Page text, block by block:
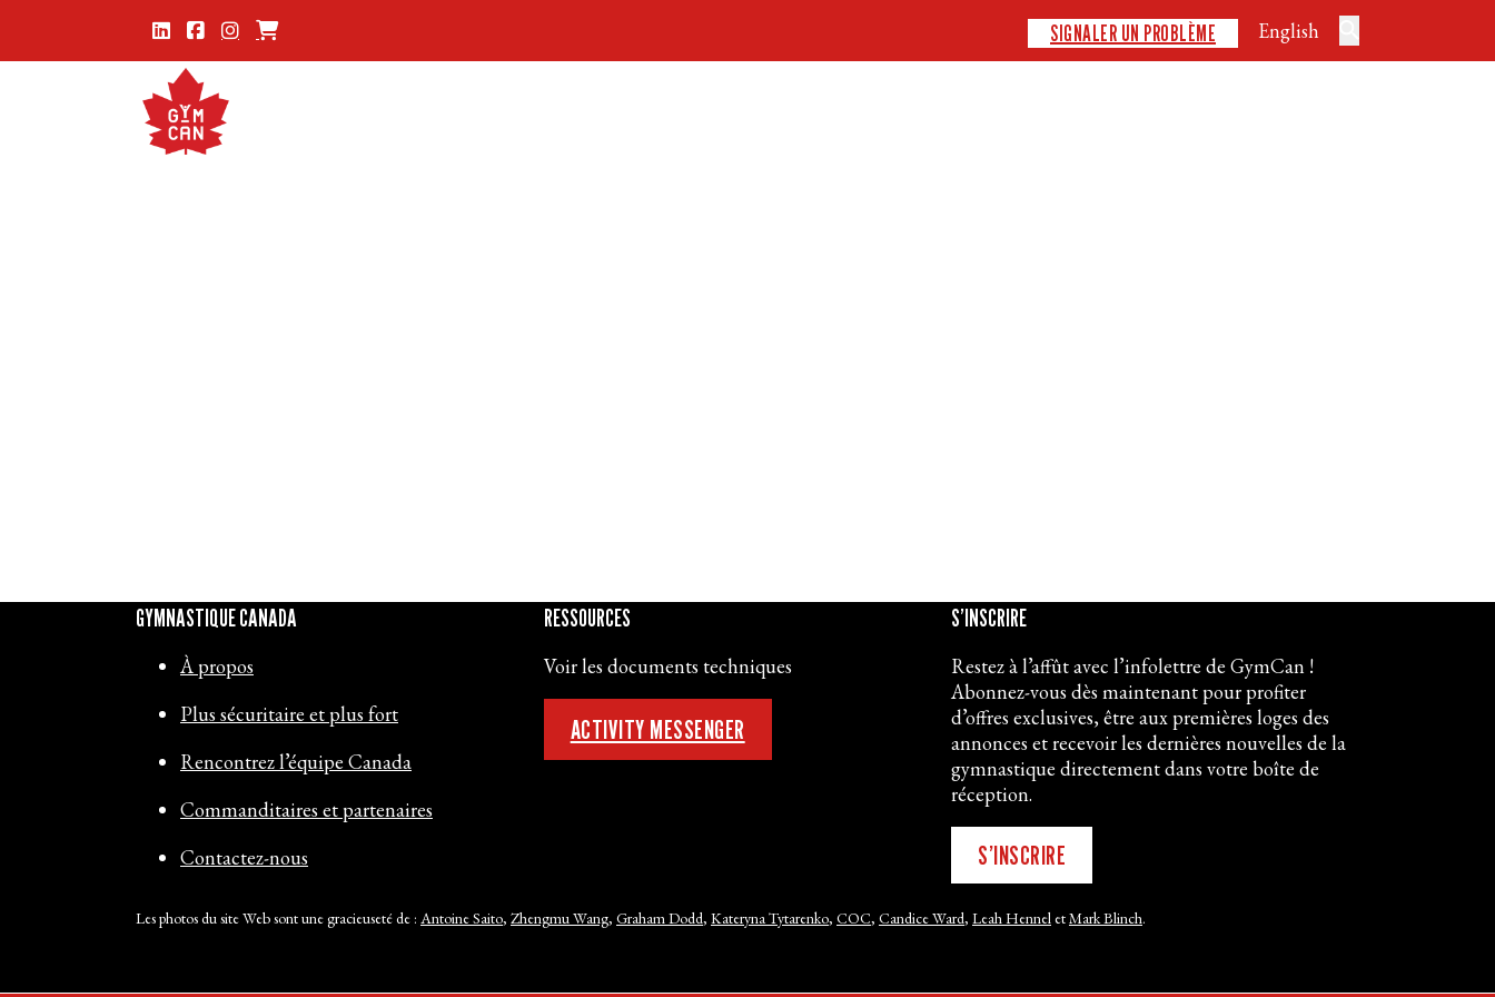
SIGNALER UN PROBLÈME English
GYMNASTIQUE CANADA
À propos
Plus sécuritaire et plus fort
Rencontrez l’équipe Canada
Commanditaires et partenaires
Contactez-nous
RESSOURCES
Voir les documents techniques
ACTIVITY MESSENGER
S’INSCRIRE
Restez à l’affût avec l’infolettre de GymCan !
Abonnez-vous dès maintenant pour profiter
d’offres exclusives, être aux premières loges des
annonces et recevoir les dernières nouvelles de la
gymnastique directement dans votre boîte de
réception.
S’INSCRIRE
Les photos du site Web sont une gracieuseté de : Antoine Saito, Zhengmu Wang, Graham Dodd, Kateryna Tytarenko, COC, Candice Ward, Leah HenneletMark Blinch.